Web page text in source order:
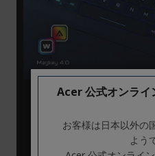
一瞬の速さで差
ティ
Acer 公式オンライ
お客様は日本以外の
よう